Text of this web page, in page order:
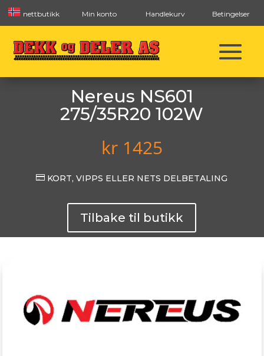
nettbutikk Min konto Handlekurv Betingelser
Nereus NS601
275/35R20 102W
kr1425
 KORT, VIPPS ELLER NETS DELBETALING
Tilbake til butikk